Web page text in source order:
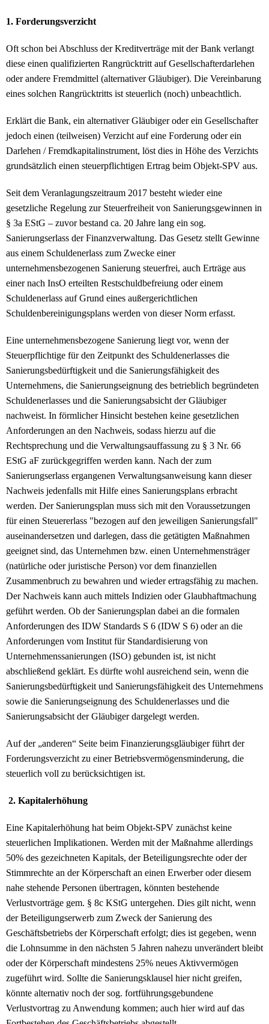
1. Forderungsverzicht
Oft schon bei Abschluss der Kreditverträge mit der Bank verlangt
diese einen qualifizierten Rangrücktritt auf Gesellschafterdarlehen
oder andere Fremdmittel (alternativer Gläubiger). Die Vereinbarung
eines solchen Rangrücktritts ist steuerlich (noch) unbeachtlich.
Erklärt die Bank, ein alternativer Gläubiger oder ein Gesellschafter
jedoch einen (teilweisen) Verzicht auf eine Forderung oder ein
Darlehen / Fremdkapitalinstrument, löst dies in Höhe des Verzichts
grundsätzlich einen steuerpflichtigen Ertrag beim Objekt-SPV aus.
Seit dem Veranlagungszeitraum 2017 besteht wieder eine
gesetzliche Regelung zur Steuerfreiheit von Sanierungsgewinnen in
§ 3a EStG – zuvor bestand ca. 20 Jahre lang ein sog.
Sanierungserlass der Finanzverwaltung. Das Gesetz stellt Gewinne
aus einem Schuldenerlass zum Zwecke einer
unternehmensbezogenen Sanierung steuerfrei, auch Erträge aus
einer nach InsO erteilten Restschuldbefreiung oder einem
Schuldenerlass auf Grund eines außergerichtlichen
Schuldenbereinigungsplans werden von dieser Norm erfasst.
Eine unternehmensbezogene Sanierung liegt vor, wenn der
Steuerpflichtige für den Zeitpunkt des Schuldenerlasses die
Sanierungsbedürftigkeit und die Sanierungsfähigkeit des
Unternehmens, die Sanierungseignung des betrieblich begründeten
Schuldenerlasses und die Sanierungsabsicht der Gläubiger
nachweist. In förmlicher Hinsicht bestehen keine gesetzlichen
Anforderungen an den Nachweis, sodass hierzu auf die
Rechtsprechung und die Verwaltungsauffassung zu § 3 Nr. 66
EStG aF zurückgegriffen werden kann. Nach der zum
Sanierungserlass ergangenen Verwaltungsanweisung kann dieser
Nachweis jedenfalls mit Hilfe eines Sanierungsplans erbracht
werden. Der Sanierungsplan muss sich mit den Voraussetzungen
für einen Steuererlass "bezogen auf den jeweiligen Sanierungsfall"
auseinandersetzen und darlegen, dass die getätigten Maßnahmen
geeignet sind, das Unternehmen bzw. einen Unternehmensträger
(natürliche oder juristische Person) vor dem finanziellen
Zusammenbruch zu bewahren und wieder ertragsfähig zu machen.
Der Nachweis kann auch mittels Indizien oder Glaubhaftmachung
geführt werden. Ob der Sanierungsplan dabei an die formalen
Anforderungen des IDW Standards S 6 (IDW S 6) oder an die
Anforderungen vom Institut für Standardisierung von
Unternehmenssanierungen (ISO) gebunden ist, ist nicht
abschließend geklärt. Es dürfte wohl ausreichend sein, wenn die
Sanierungsbedürftigkeit und Sanierungsfähigkeit des Unternehmens
sowie die Sanierungseignung des Schuldenerlasses und die
Sanierungsabsicht der Gläubiger dargelegt werden.
Auf der „anderen“ Seite beim Finanzierungsgläubiger führt der
Forderungsverzicht zu einer Betriebsvermögensminderung, die
steuerlich voll zu berücksichtigen ist.
2. Kapitalerhöhung
Eine Kapitalerhöhung hat beim Objekt-SPV zunächst keine
steuerlichen Implikationen. Werden mit der Maßnahme allerdings
50% des gezeichneten Kapitals, der Beteiligungsrechte oder der
Stimmrechte an der Körperschaft an einen Erwerber oder diesem
nahe stehende Personen übertragen, könnten bestehende
Verlustvorträge gem. § 8c KStG untergehen. Dies gilt nicht, wenn
der Beteiligungserwerb zum Zweck der Sanierung des
Geschäftsbetriebs der Körperschaft erfolgt; dies ist gegeben, wenn
die Lohnsumme in den nächsten 5 Jahren nahezu unverändert bleibt
oder der Körperschaft mindestens 25% neues Aktivvermögen
zugeführt wird. Sollte die Sanierungsklausel hier nicht greifen,
könnte alternativ noch der sog. fortführungsgebundene
Verlustvortrag zu Anwendung kommen; auch hier wird auf das